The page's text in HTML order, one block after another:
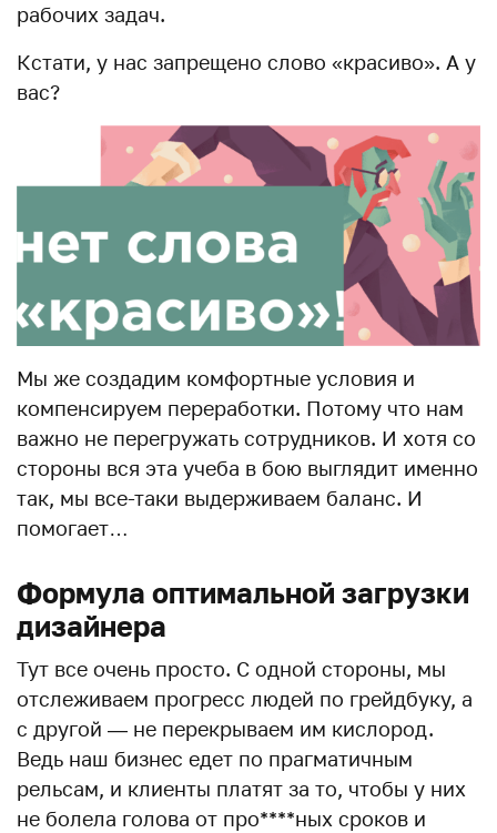
рабочих задач.
Кстати, у нас запрещено слово «красиво». А у
вас?
Мы же создадим комфортные условия и
компенсируем переработки. Потому что нам
важно не перегружать сотрудников. И хотя со
стороны вся эта учеба в бою выглядит именно
так, мы все-таки выдерживаем баланс. И
помогает…
Формула оптимальной загрузки
дизайнера
Тут все очень просто. С одной стороны, мы
отслеживаем прогресс людей по грейдбуку, а
с другой — не перекрываем им кислород.
Ведь наш бизнес едет по прагматичным
рельсам, и клиенты платят за то, чтобы у них
не болела голова от про****ных сроков и